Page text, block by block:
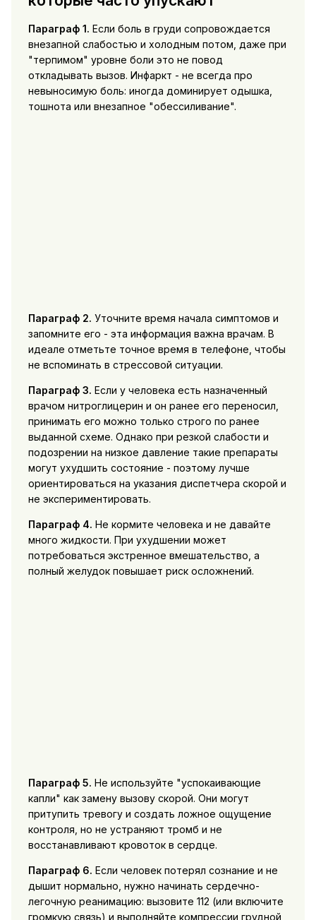
Параграф 1. Если боль в груди сопровождается
внезапной слабостью и холодным потом, даже при
"терпимом" уровне боли это не повод
откладывать вызов. Инфаркт - не всегда про
невыносимую боль: иногда доминирует одышка,
тошнота или внезапное "обессиливание".
Параграф 2. Уточните время начала симптомов и
запомните его - эта информация важна врачам. В
идеале отметьте точное время в телефоне, чтобы
не вспоминать в стрессовой ситуации.
Параграф 3. Если у человека есть назначенный
врачом нитроглицерин и он ранее его переносил,
принимать его можно только строго по ранее
выданной схеме. Однако при резкой слабости и
подозрении на низкое давление такие препараты
могут ухудшить состояние - поэтому лучше
ориентироваться на указания диспетчера скорой и
не экспериментировать.
Параграф 4. Не кормите человека и не давайте
много жидкости. При ухудшении может
потребоваться экстренное вмешательство, а
полный желудок повышает риск осложнений.
Параграф 5. Не используйте "успокаивающие
капли" как замену вызову скорой. Они могут
притупить тревогу и создать ложное ощущение
контроля, но не устраняют тромб и не
восстанавливают кровоток в сердце.
Параграф 6. Если человек потерял сознание и не
дышит нормально, нужно начинать сердечно-
легочную реанимацию: вызовите 112 (или включите
громкую связь) и выполняйте компрессии грудной